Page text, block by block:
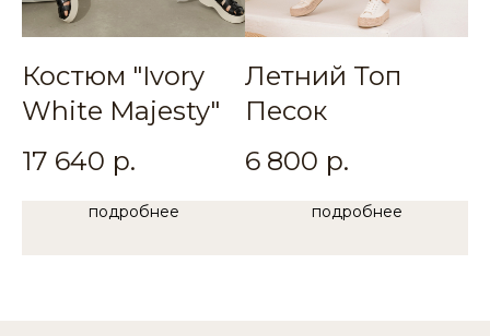
Костюм "Ivory
White Majesty"
17 640 р.
подробнее
Летний Топ
Песок
6 800 р.
подробнее